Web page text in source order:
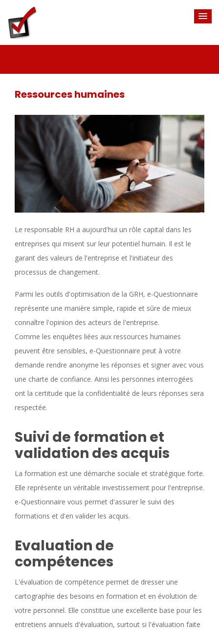
Ressources humaines
Le responsable RH a aujourd'hui un rôle capital dans les
entreprises qui misent sur leur potentiel humain. Il est le
garant des valeurs de l'entreprise et l'initiateur des
processus de changement.
Parmi les outils d'optimisation de la GRH, e-Questionnaire
représente une manière simple, rapide et sûre de mieux
connaître l'opinion des acteurs de l'entreprise.
Comme les enquêtes liées aux ressources humaines
peuvent être sensibles, e-Questionnaire peut à votre
demande rendre anonyme les réponses et signer avec vous
une charte de confiance. Ainsi les personnes interrogées
ont la certitude que la confidentialité de leurs réponses sera
respectée.
Suivi de formation et
validation des acquis
La formation est une démarche sociale et stratégique forte.
Elle représente un véritable investissement pour l'entreprise.
e-Questionnaire vous permet d'assurer le suivi des
formations et d'en valider les acquis.
Evaluation de
compétences
L'évaluation de compétence permet de dresser une
cartographie des besoins en formation et en évolution de
votre personnel. Elle constitue une excellente base pour les
entretiens annuels d'évaluation, surtout si l'évaluation faite